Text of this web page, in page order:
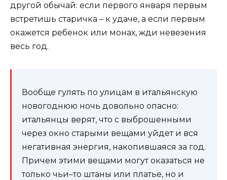
другой обычай: если первого января первым
встретишь старичка – к удаче, а если первым
окажется ребенок или монах, жди невезения
весь год.
Вообще гулять по улицам в итальянскую
новогоднюю ночь довольно опасно:
итальянцы верят, что с выброшенными
через окно старыми вещами уйдет и вся
негативная энергия, накопившаяся за год.
Причем этими вещами могут оказаться не
только чьи–то штаны или платье, но и